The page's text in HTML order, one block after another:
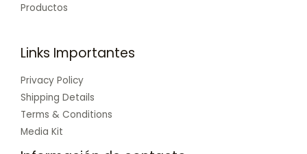
Productos
Links Importantes
Privacy Policy
Shipping Details
Terms & Conditions
Media Kit